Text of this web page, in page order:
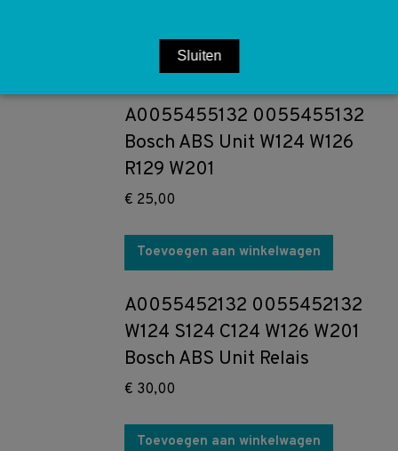
Toevoegen aan winkelwagen
A0055455132 0055455132
Bosch ABS Unit W124 W126
R129 W201
€ 25,00
Toevoegen aan winkelwagen
A0055452132 0055452132
W124 S124 C124 W126 W201
Bosch ABS Unit Relais
€ 30,00
Toevoegen aan winkelwagen
Sluiten